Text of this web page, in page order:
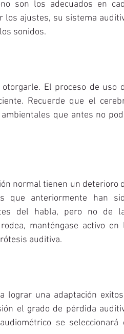
son los adecuados en
los ajustes, su sistema
sonidos.
El proceso de uso
Recuerde que el
que antes no
normal tienen un deterioro
que anteriormente han
del habla, pero no de
manténgase activo en
auditiva.
lograr una adaptación
el grado de pérdida
se seleccionará